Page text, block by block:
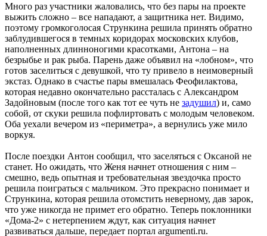
Много раз участники жаловались, что без пары на проекте
выжить сложно – все нападают, а защитника нет. Видимо,
поэтому громкоголосая Стрункина решила принять обратно
заблудившегося в темных коридорах московских клубов,
наполненных длинноногими красотками, Антона – на
безрыбье и рак рыба. Парень даже объявил на «лобном», что
готов заселиться с девушкой, что ту привело в неимоверный
экстаз. Однако в счастье пары вмешалась Феофилактова,
которая недавно окончательно рассталась с Александром
Задойновым (после того как тот ее чуть не задушил) и, само
собой, от скуки решила пофлиртовать с молодым человеком.
Оба уехали вечером из «периметра», а вернулись уже мило
воркуя.
После поездки Антон сообщил, что заселяться с Оксаной не
станет. Но ожидать, что Женя начнет отношения с ним –
смешно, ведь опытная и требовательная звездочка просто
решила поиграться с мальчиком. Это прекрасно понимает и
Стрункина, которая решила отомстить неверному, дав зарок,
что уже никогда не примет его обратно. Теперь поклонники
«Дома-2» с нетерпением ждут, как ситуация начнет
развиваться дальше, передает портал argumenti.ru.